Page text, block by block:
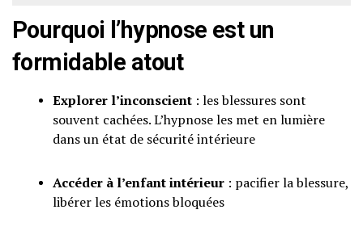
Pourquoi l’hypnose est un
formidable atout
Explorer l’inconscient : les blessures sont
souvent cachées. L’hypnose les met en lumière
dans un état de sécurité intérieure
Accéder à l’enfant intérieur : pacifier la blessure,
libérer les émotions bloquées